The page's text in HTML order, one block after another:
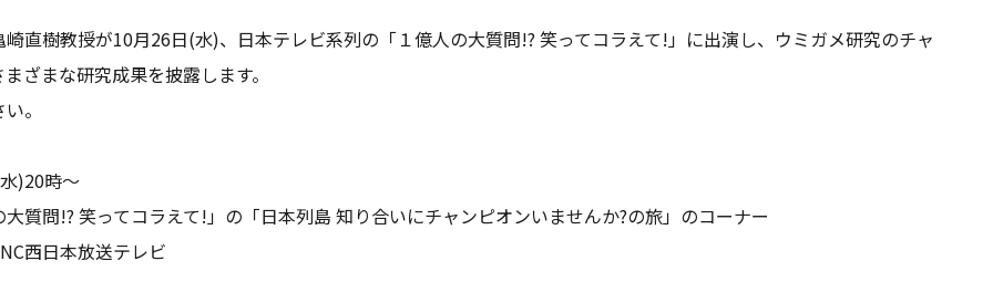
直樹教授が10月26日(水)、日本テレビ系列の「１億人の大質問!? 笑ってコラえて!」に出演し、ウミガメ研究のチャ
ざまな研究成果を披露します。
。
)20時～
質問!? 笑ってコラえて!」の「日本列島 知り合いにチャンピオンいませんか?の旅」のコーナー
西日本放送テレビ